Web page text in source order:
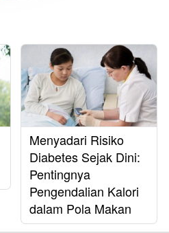
Menyadari Risiko
Diabetes Sejak Dini:
Pentingnya
Pengendalian Kalori
dalam Pola Makan